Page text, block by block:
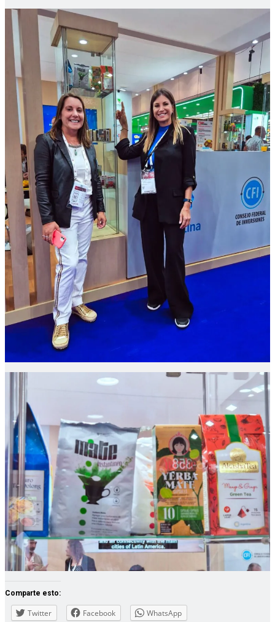
Comparte esto:
Twitter Facebook WhatsApp